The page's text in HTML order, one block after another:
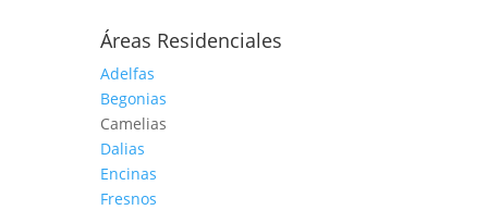
Áreas Residenciales
Adelfas
Begonias
Camelias
Dalias
Encinas
Fresnos